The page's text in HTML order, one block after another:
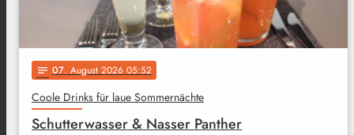
notes 07. August 2026 05:52
Coole Drinks für laue Sommernächte
Schutterwasser & Nasser Panther